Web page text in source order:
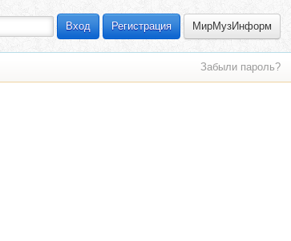
Вход Регистрация МирМузИнформ
Забыли пароль?